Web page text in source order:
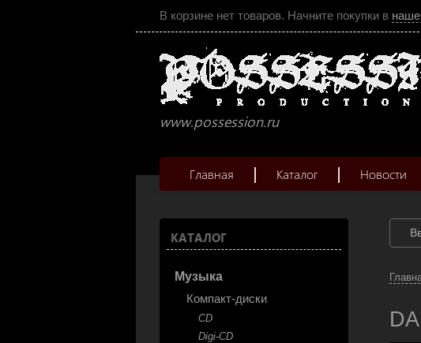
В корзине нет товаров. Начните покупки в
www.possession.ru
Главная Каталог Новости
КАТАЛОГ
Музыка
Компакт-диски
CD
Digi-CD